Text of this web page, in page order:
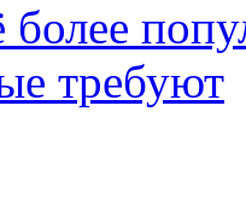
более
требуют